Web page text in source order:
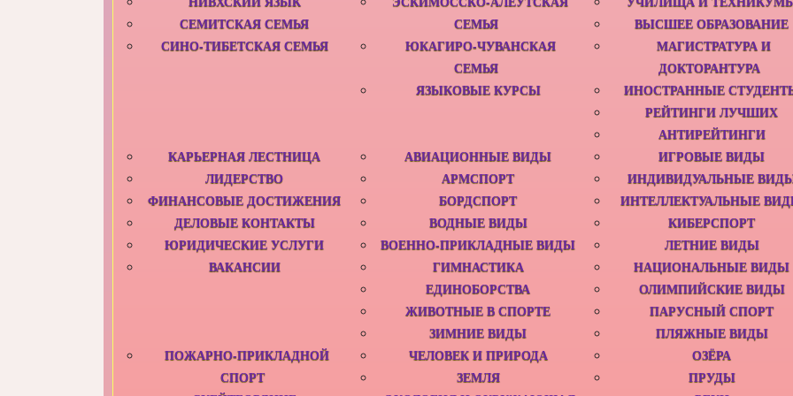
СЕМИТСКАЯ СЕМЬЯ
СИНО-ТИБЕТСКАЯ СЕМЬЯ
СЕМЬЯ
ЮКАГИРО-ЧУВАНСКАЯ
СЕМЬЯ
ЯЗЫКОВЫЕ КУРСЫ
ВЫСШЕЕ ОБРАЗОВАНИЕ
МАГИСТРАТУРА И
ДОКТОРАНТУРА
ИНОСТРАННЫЕ
РЕЙТИНГИ ЛУЧШИХ
АНТИРЕЙТИНГИ
КАРЬЕРНАЯ ЛЕСТНИЦА
ЛИДЕРСТВО
ФИНАНСОВЫЕ ДОСТИЖЕНИЯ
ДЕЛОВЫЕ КОНТАКТЫ
ЮРИДИЧЕСКИЕ УСЛУГИ
ВАКАНСИИ
АВИАЦИОННЫЕ ВИДЫ
АРМСПОРТ‎
БОРДСПОРТ
ВОДНЫЕ ВИДЫ
ВОЕННО-ПРИКЛАДНЫЕ ВИДЫ
ГИМНАСТИКА
ЕДИНОБОРСТВА‎
ЖИВОТНЫЕ В СПОРТЕ
ЗИМНИЕ ВИДЫ
ИГРОВЫЕ ВИДЫ
ИНДИВИДУАЛЬНЫЕ
ИНТЕЛЛЕКТУАЛЬНЫЕ
КИБЕРСПОРТ
ЛЕТНИЕ ВИДЫ
НАЦИОНАЛЬНЫЕ ВИДЫ
ОЛИМПИЙСКИЕ ВИДЫ
ПАРУСНЫЙ СПОРТ
ПЛЯЖНЫЕ ВИДЫ
ПОЖАРНО-ПРИКЛАДНОЙ
СПОРТ‎
ЧЕЛОВЕК И ПРИРОДА
ЗЕМЛЯ
ОЗЁРА
ПРУДЫ